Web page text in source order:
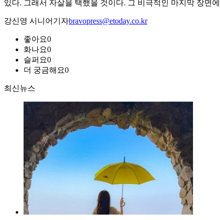
있다. 그래서 자살을 택했을 것이다. 그 비극적인 마지막 장면
강신영 시니어기자bravopress@etoday.co.kr
좋아요0
화나요0
슬퍼요0
더 궁금해요0
최신뉴스